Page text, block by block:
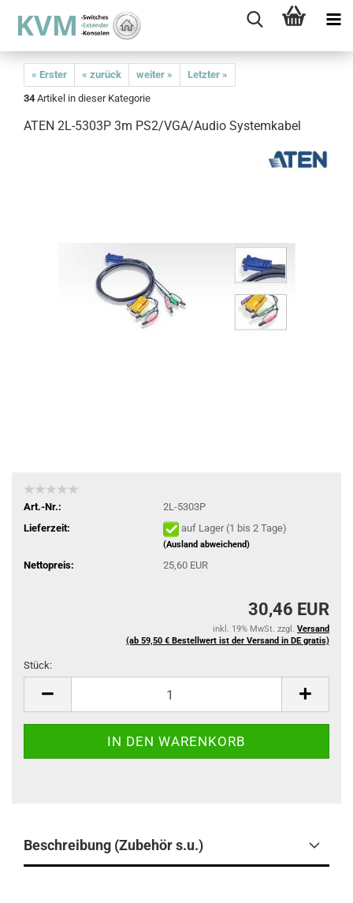
« Erster « zurück weiter »
Letzter »
34 Artikel in dieser Kategorie
ATEN 2L-5303P 3m PS2/VGA/Audio Systemkabel
Art.-Nr.:
2L-5303P
Lieferzeit:
auf Lager (1 bis 2 Tage)
(Ausland abweichend)
Nettopreis: 25,60 EUR
30,46 EUR
inkl. 19% MwSt. zzgl. Versand
(ab 59,50 € Bestellwert ist der Versand in DE gratis)
Stück:
Beschreibung (Zubehör s.u.)